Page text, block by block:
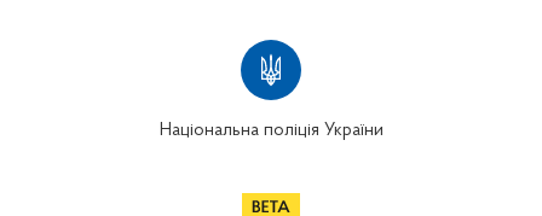
Національна поліція України